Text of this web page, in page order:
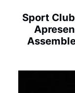
Sport